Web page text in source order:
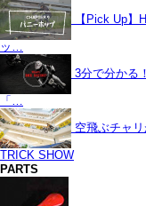
【Pick Up
ッ…
3分で分かる
「…
空飛ぶチャ
TRICK SHOW
PARTS